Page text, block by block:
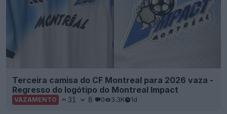
Terceira camisa do CF Montreal para 2026 vaza -
Regresso do logótipo do Montreal Impact
VAZAMENTO 31 8 0 3.3K 1d